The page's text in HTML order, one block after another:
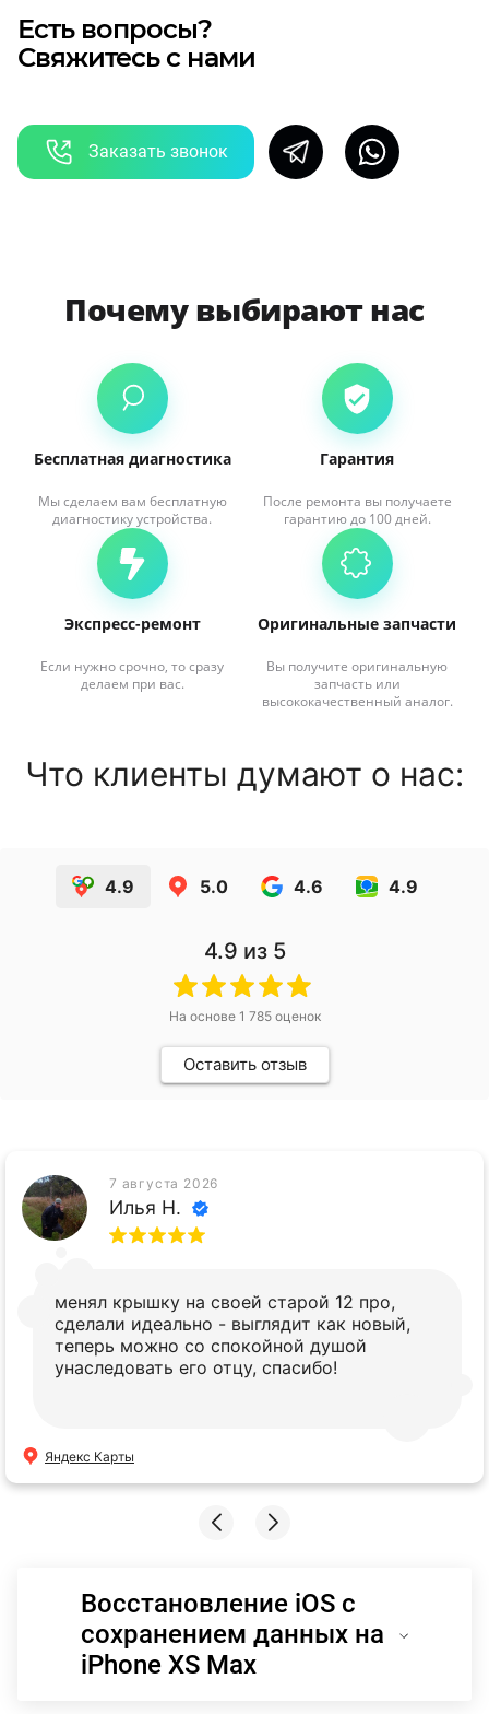
Есть вопросы?
Свяжитесь с нами
Заказать звонок
Почему выбирают нас
Бесплатная диагностика
Мы сделаем вам бесплатную
диагностику устройства.
Гарантия
После ремонта вы получаете
гарантию до 100 дней.
Экспресс-ремонт
Если нужно срочно, то сразу
делаем при вас.
Оригинальные запчасти
Вы получите оригинальную
запчасть или
высококачественный аналог.
Что клиенты думают о нас:
4.9 5.0 4.6 4.9
4.9 из 5
На основе 1 785оценок
Оставить отзыв
7 августа 2026
Илья Н.
менял крышку на своей старой 12 про,
сделали идеально - выглядит как новый,
теперь можно со спокойной душой
унаследовать его отцу, спасибо!
Яндекс Карты
Восстановление iOS с
сохранением данных на
iPhone XS Max